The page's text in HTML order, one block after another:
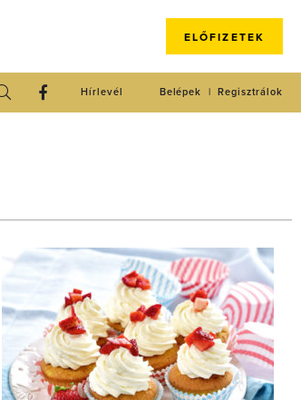
ELŐFIZETEK
Regisztrálok
Belépek
Hírlevél